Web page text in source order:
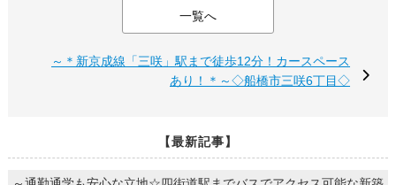
一覧へ
～＊新京成線「三咲」駅まで徒歩12分！カースペース
あり！＊～◇船橋市三咲6丁目◇
【最新記事】